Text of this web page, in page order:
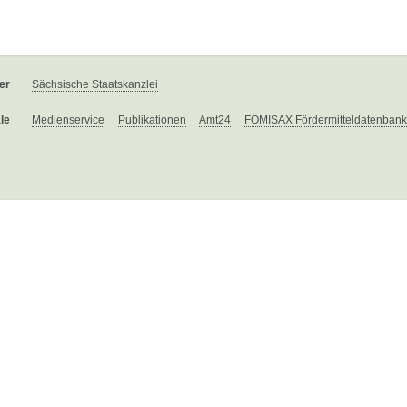
Sächsische Staatskanzlei
Medienservice Publikationen Amt24 FÖMISAX Fördermitteldatenbank